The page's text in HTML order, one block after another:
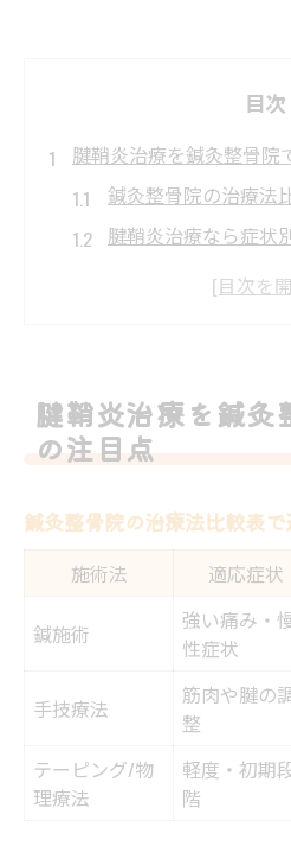
目次
腱鞘炎治療を鍼灸整骨院
鍼灸整骨院の治療法
腱鞘炎治療なら症状
春町エリアで通いや
はじめての腱鞘炎ケアに
由
初めての方が安心で
鍼灸整骨院での腱鞘
はじめて受ける鍼灸
腱鞘炎改善に鍼灸
通いやすさ重視なら鍼灸
一覧
通院しやすさで選ぶ
腱鞘炎治療を鍼灸
の注目点
鍼灸整骨院の治療法比較表
施術法 適応症状
鍼施術
強い痛み・
性症状
手技療法
筋肉や腱の
整
テーピング/物
理療法
軽度・初期
階